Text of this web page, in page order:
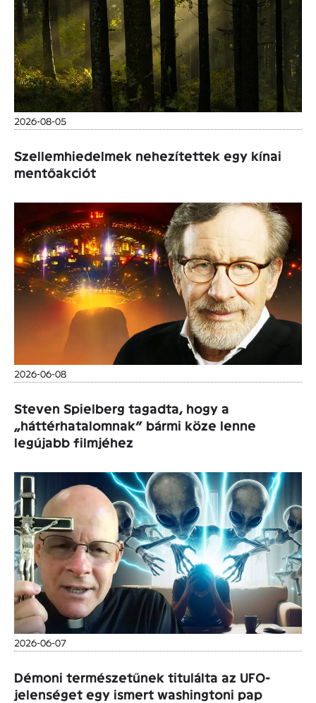
2026-08-05
Szellemhiedelmek nehezítettek egy kínai
mentőakciót
2026-06-08
Steven Spielberg tagadta, hogy a
„háttérhatalomnak” bármi köze lenne
legújabb filmjéhez
2026-06-07
Démoni természetűnek titulálta az UFO-
jelenséget egy ismert washingtoni pap